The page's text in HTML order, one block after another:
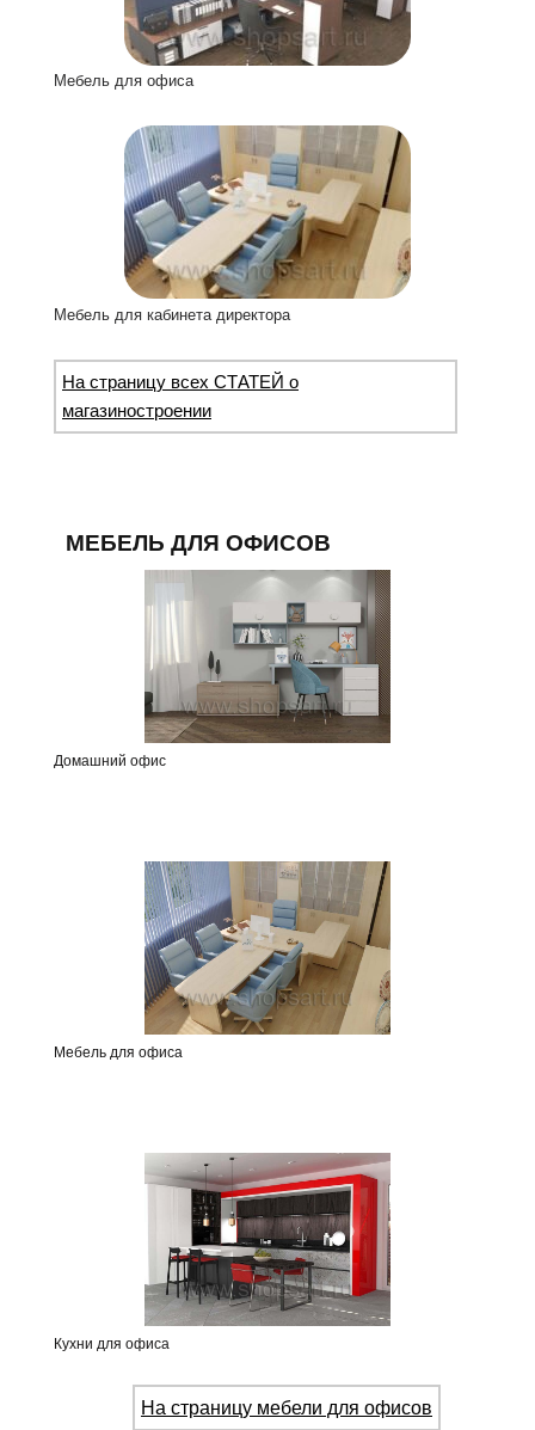
Мебель для офиса
Мебель для кабинета директора
На страницу всех СТАТЕЙ о
магазиностроении
МЕБЕЛЬ ДЛЯ ОФИСОВ
Домашний офис
Мебель для офиса
Кухни для офиса
На страницу мебели для офисов